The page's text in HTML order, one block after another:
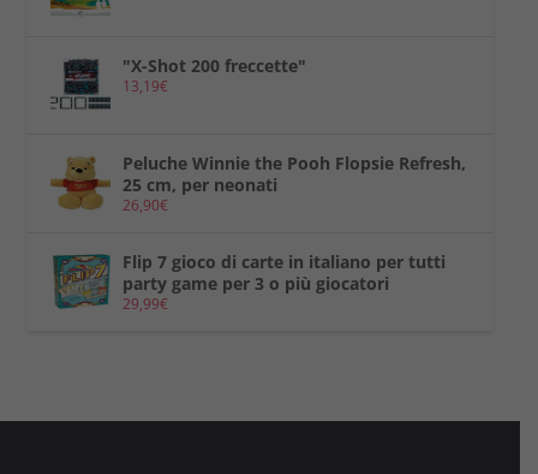
"X-Shot 200 freccette"
13,19€
Peluche Winnie the Pooh Flopsie Refresh,
25 cm, per neonati
26,90€
Flip 7 gioco di carte in italiano per tutti
party game per 3 o più giocatori
29,99€